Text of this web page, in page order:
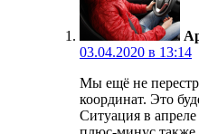
03.04.2020 в 13:14
Мы ещё не
координат. Это
Ситуация в